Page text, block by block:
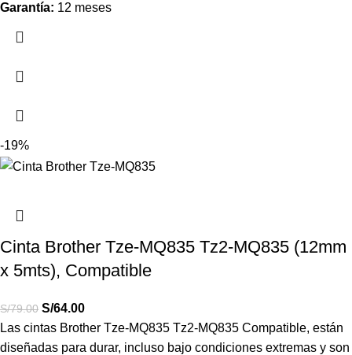
Garantía: 12 meses
-19%
Cinta Brother Tze-MQ835 Tz2-MQ835 (12mm
x 5mts), Compatible
S/79.00 S/64.00
Las cintas Brother Tze-MQ835 Tz2-MQ835 Compatible, están
diseñadas para durar, incluso bajo condiciones extremas y son